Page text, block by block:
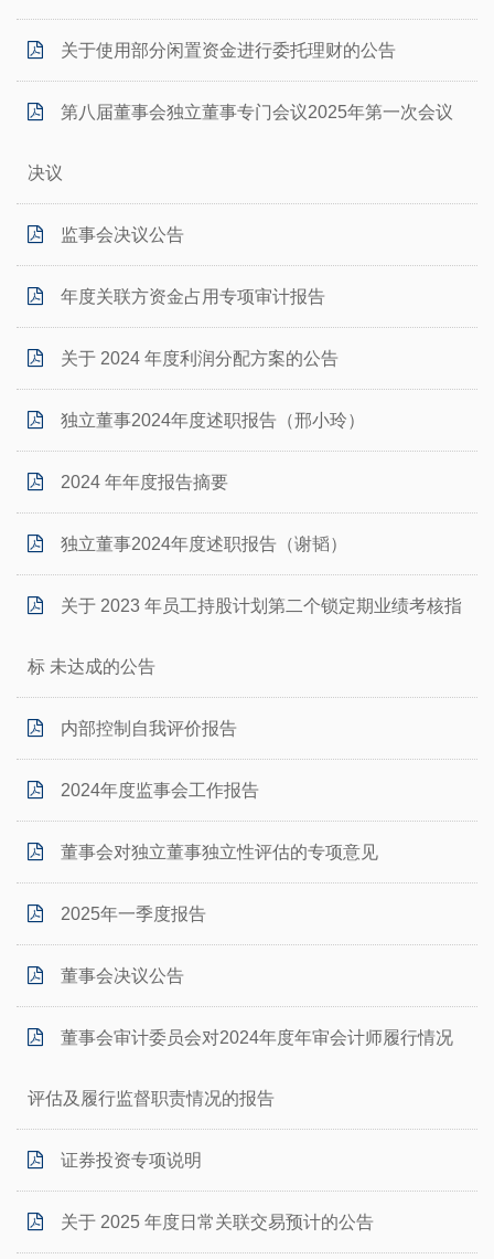
关于使用部分闲置资金进行委托理财的公告
第八届董事会独立董事专门会议2025年第一次会议
决议
监事会决议公告
年度关联方资金占用专项审计报告
关于 2024 年度利润分配方案的公告
独立董事2024年度述职报告（邢小玲）
2024 年年度报告摘要
独立董事2024年度述职报告（谢韬）
关于 2023 年员工持股计划第二个锁定期业绩考核指
标 未达成的公告
内部控制自我评价报告
2024年度监事会工作报告
董事会对独立董事独立性评估的专项意见
2025年一季度报告
董事会决议公告
董事会审计委员会对2024年度年审会计师履行情况
评估及履行监督职责情况的报告
证券投资专项说明
关于 2025 年度日常关联交易预计的公告